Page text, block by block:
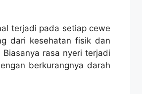
terjadi pada setiap cewe
dari kesehatan fisik dan
rasa nyeri terjadi
berkurangnya darah